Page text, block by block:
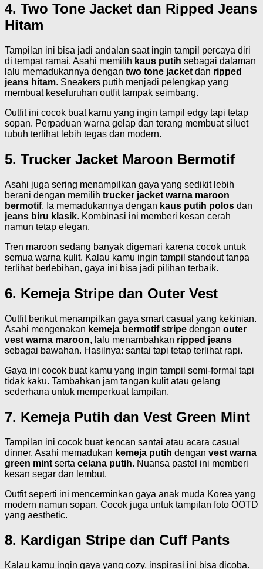
4. Two Tone Jacket dan Ripped Jeans
Hitam
Tampilan ini bisa jadi andalan saat ingin tampil percaya diri
di tempat ramai. Asahi memilih kaus putih sebagai dalaman
lalu memadukannya dengan two tone jacket dan ripped
jeans hitam. Sneakers putih menjadi pelengkap yang
membuat keseluruhan outfit tampak seimbang.
Outfit ini cocok buat kamu yang ingin tampil edgy tapi tetap
sopan. Perpaduan warna gelap dan terang membuat siluet
tubuh terlihat lebih tegas dan modern.
5. Trucker Jacket Maroon Bermotif
Asahi juga sering menampilkan gaya yang sedikit lebih
berani dengan memilih trucker jacket warna maroon
bermotif. Ia memadukannya dengan kaus putih polos dan
jeans biru klasik. Kombinasi ini memberi kesan cerah
namun tetap elegan.
Tren maroon sedang banyak digemari karena cocok untuk
semua warna kulit. Kalau kamu ingin tampil standout tanpa
terlihat berlebihan, gaya ini bisa jadi pilihan terbaik.
6. Kemeja Stripe dan Outer Vest
Outfit berikut menampilkan gaya smart casual yang kekinian.
Asahi mengenakan kemeja bermotif stripe dengan outer
vest warna maroon, lalu menambahkan ripped jeans
sebagai bawahan. Hasilnya: santai tapi tetap terlihat rapi.
Gaya ini cocok buat kamu yang ingin tampil semi-formal tapi
tidak kaku. Tambahkan jam tangan kulit atau gelang
sederhana untuk memperkuat tampilan.
7. Kemeja Putih dan Vest Green Mint
Tampilan ini cocok buat kencan santai atau acara casual
dinner. Asahi memadukan kemeja putih dengan vest warna
green mint serta celana putih. Nuansa pastel ini memberi
kesan segar dan lembut.
Outfit seperti ini mencerminkan gaya anak muda Korea yang
modern namun sopan. Cocok juga untuk tampilan foto OOTD
yang aesthetic.
8. Kardigan Stripe dan Cuff Pants
Kalau kamu ingin gaya yang cozy, inspirasi ini bisa dicoba.